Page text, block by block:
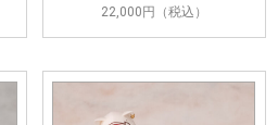
22,000円（税込）